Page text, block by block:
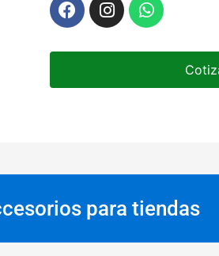
para tiendas